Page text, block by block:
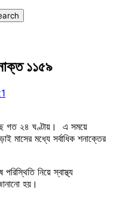
১১৫৯
গত ২৪ ঘণ্টায়। এ সময়ে
মধ্যে সর্বাধিক শনাক্তের
নিয়ে স্বাস্থ্য
হয়।